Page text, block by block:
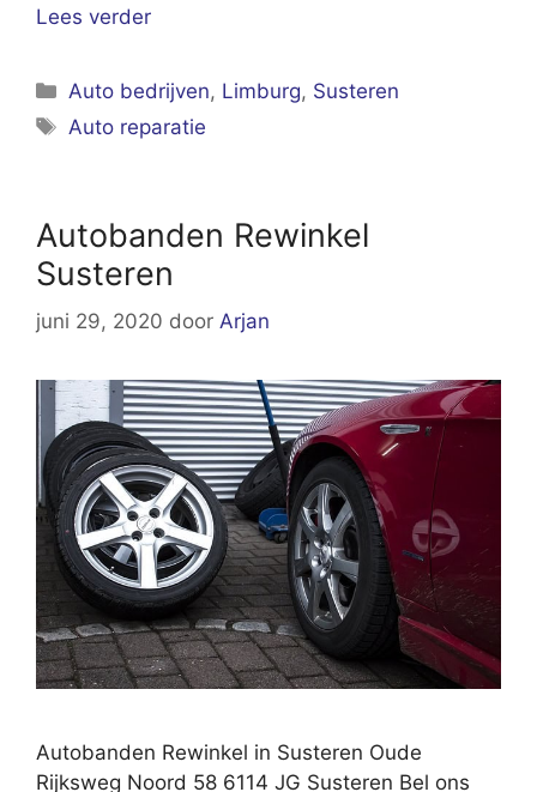
Lees verder
Categorieën
Auto bedrijven, Limburg, Susteren
Tags
Auto reparatie
Autobanden Rewinkel
Susteren
juni 29, 2020 door Arjan
Autobanden Rewinkel in Susteren Oude
Rijksweg Noord 58 6114 JG Susteren Bel ons